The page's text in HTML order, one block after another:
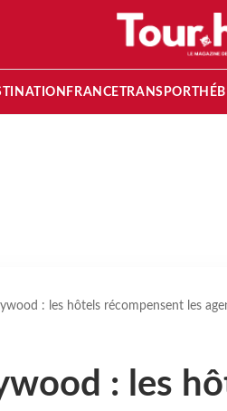
FRANCETRANSPORT
: les hôtels récompensent les
: les